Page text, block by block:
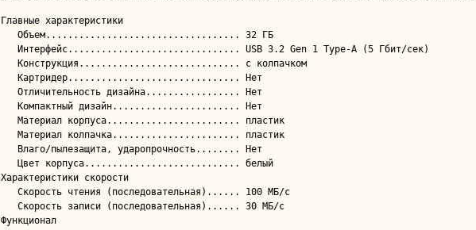
Главные характеристики
Характеристики скорости
Функционал